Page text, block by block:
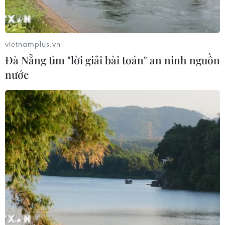
EU đối đầu về chủ quyền số?
04/08/2026 04:13
Máy bay chở khách nội địa đầu tiên
của Nga hoàn tất chuyến bay thử
nghiệm
04/08/2026 01:25
Xem thêm
vietnamplus.vn
Đà Nẵng tìm "lời giải bài toán" an ninh nguồn
nước